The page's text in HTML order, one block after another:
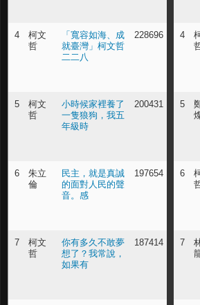
4
柯文
哲
「寬容如海、成
就臺灣」柯文哲
二二八
228696 4
5
柯文
哲
小時候家裡養了
一隻狼狗，我五
年級時
200431 5
6
朱立
倫
民主，就是真誠
的面對人民的聲
音。感
197654 6
7
柯文
哲
你有多久不敢夢
想了？我常說，
如果有
187414 7